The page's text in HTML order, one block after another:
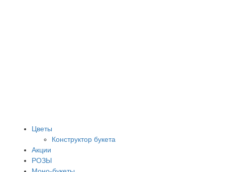
Цветы
Конструктор букета
Акции
РОЗЫ